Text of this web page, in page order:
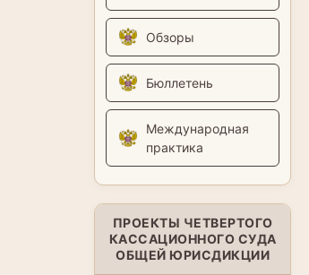
Обзоры
Бюллетень
Международная
практика
ПРОЕКТЫ ЧЕТВЕРТОГО
КАССАЦИОННОГО СУДА
ОБЩЕЙ ЮРИСДИКЦИИ